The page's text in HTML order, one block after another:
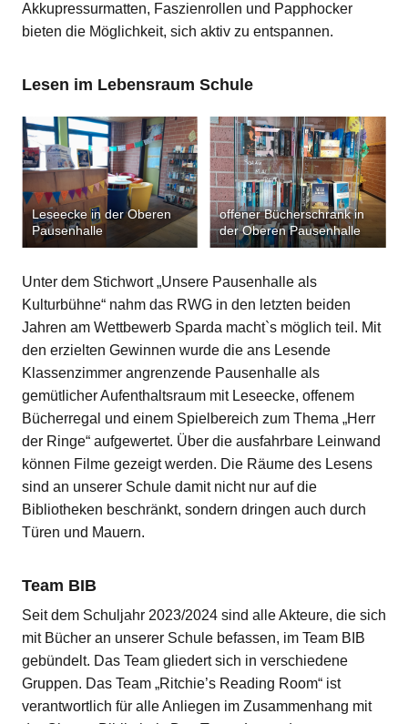
Akkupressurmatten, Faszienrollen und Papphocker
bieten die Möglichkeit, sich aktiv zu entspannen.
Lesen im Lebensraum Schule
Leseecke in der Oberen
Pausenhalle
offener Bücherschrank in
der Oberen Pausenhalle
Unter dem Stichwort „Unsere Pausenhalle als
Kulturbühne“ nahm das RWG in den letzten beiden
Jahren am Wettbewerb Sparda macht`s möglich teil. Mit
den erzielten Gewinnen wurde die ans Lesende
Klassenzimmer angrenzende Pausenhalle als
gemütlicher Aufenthaltsraum mit Leseecke, offenem
Bücherregal und einem Spielbereich zum Thema „Herr
der Ringe“ aufgewertet. Über die ausfahrbare Leinwand
können Filme gezeigt werden. Die Räume des Lesens
sind an unserer Schule damit nicht nur auf die
Bibliotheken beschränkt, sondern dringen auch durch
Türen und Mauern.
Team BIB
Seit dem Schuljahr 2023/2024 sind alle Akteure, die sich
mit Bücher an unserer Schule befassen, im Team BIB
gebündelt. Das Team gliedert sich in verschiedene
Gruppen. Das Team „Ritchie’s Reading Room“ ist
verantwortlich für alle Anliegen im Zusammenhang mit